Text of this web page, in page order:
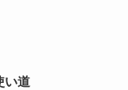
い道